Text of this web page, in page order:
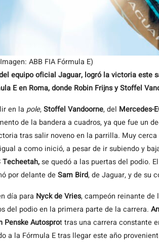
ABB FIA Fórmula E)
equipo oficial Jaguar, logró la victoria este
E en Roma, donde Robin Frijns y Stoffel
en la pole,Stoffel Vandoorne, del Mercedes-
de la bandera a cuadros, ya que fue un
tras salir noveno en la parrilla. Muy
a como inició, a pesar de ir subiendo y
Techeetah,se quedó a las puertas del podio.
por delante de Sam Bird, de Jaguar, y de su
día para Nyck de Vries, campeón reinante de
del podio en la primera parte de la carrera.
Penske Autosprot tras una carrera constante
a la Fórmula E tras llegar este año